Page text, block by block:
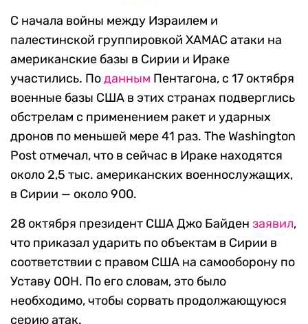
С начала войны между Израилем и
палестинской группировкой ХАМАС атаки на
американские базы в Сирии и Ираке
участились. Поданным Пентагона, с 17 октября
военные базы США в этих странах подверглись
обстрелам с применением ракет и ударных
дронов по меньшей мере 41 раз. The Washington
Post отмечал, что в сейчас в Ираке находятся
около 2,5 тыс. американских военнослужащих,
в Сирии — около 900.
28 октября президент США Джо Байден заявил,
что приказал ударить по объектам в Сирии в
соответствии с правом США на самооборону по
Уставу ООН. По его словам, это было
необходимо, чтобы сорвать продолжающуюся
серию атак.